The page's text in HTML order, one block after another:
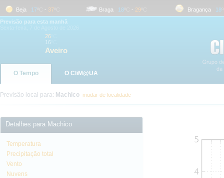
Beja 17 ºC- 37 ºC Braga 18 ºC- 29 ºC Bragança 18 ºC
Previsão para esta manhã
26
16
Aveiro
O Tempo O CliM@UA
Previsão local para: Machico mudar de localidade
Detalhes para Machico
Temperatura
Precipitação total
Vento
Nuvens